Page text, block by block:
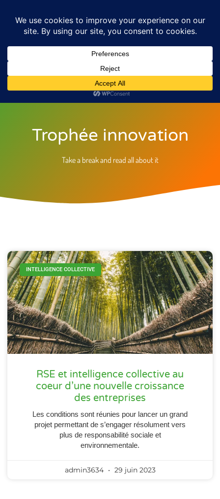
Trophée innovation
Take a break and read all about it
INTELLIGENCE COLLECTIVE
RSE et intelligence collective au
coeur d’une nouvelle croissance
des entreprises
Les conditions sont réunies pour lancer un grand
projet permettant de s’engager résolument vers
plus de responsabilité sociale et
environnementale.
admin3634 29 juin 2023